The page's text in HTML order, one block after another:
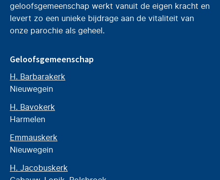
geloofsgemeenschap werkt vanuit de eigen kracht en
levert zo een unieke bijdrage aan de vitaliteit van
onze parochie als geheel.
Geloofsgemeenschap
H. Barbarakerk
Nieuwegein
H. Bavokerk
Harmelen
Emmauskerk
Nieuwegein
H. Jacobuskerk